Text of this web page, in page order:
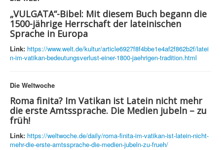
„VULGATA“-Bibel: Mit diesem Buch begann die
1500-jährige Herrschaft der lateinischen
Sprache in Europa
Link: https://www.welt.de/kultur/article6927f8f4bbe1e4af2f862b2f/latei
n-im-vatikan-bedeutungsverlust-einer-1800-jaehrigen-tradition.html
Die Weltwoche
Roma finita? Im Vatikan ist Latein nicht mehr
die erste Amtssprache. Die Medien jubeln – zu
früh!
Link: https://weltwoche.de/daily/roma-finita-im-vatikan-ist-latein-nicht-
mehr-die-erste-amtssprache-die-medien-jubeln-zu-frueh/